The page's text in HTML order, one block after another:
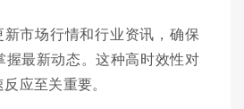
市场行情和行业资讯，确保
握最新动态。这种高时效性对
应至关重要。